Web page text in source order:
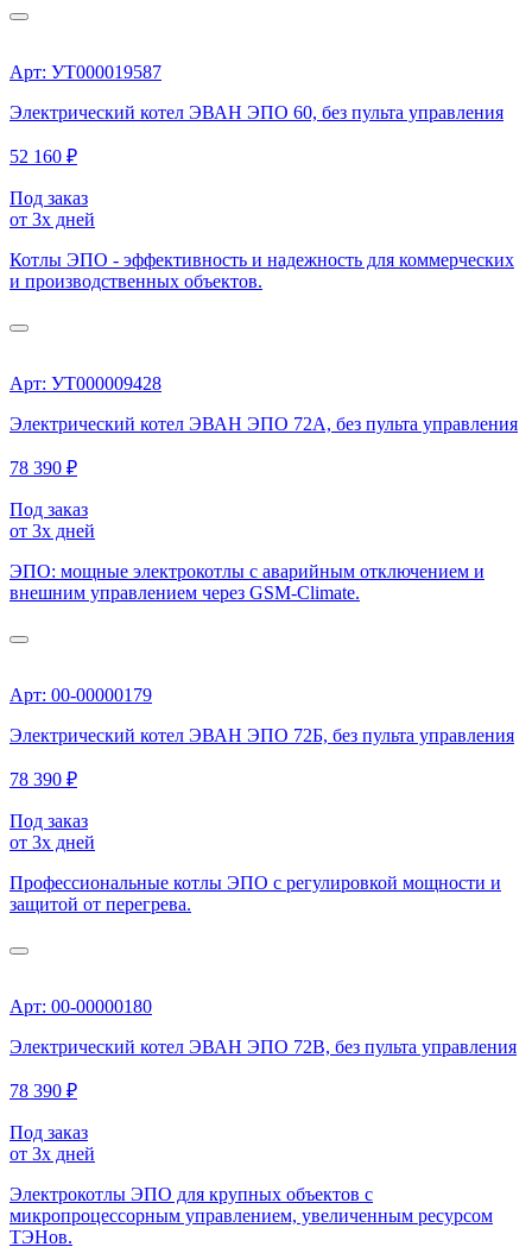
Арт: УТ000019587
Электрический котел ЭВАН ЭПО 60, без пульта управления
52 160 ₽
Под заказ
от 3х дней
Котлы ЭПО - эффективность и надежность для коммерческих
и производственных объектов.
Арт: УТ000009428
Электрический котел ЭВАН ЭПО 72А, без пульта управления
78 390 ₽
Под заказ
от 3х дней
ЭПО: мощные электрокотлы с аварийным отключением и
внешним управлением через GSM-Climate.
Арт: 00-00000179
Электрический котел ЭВАН ЭПО 72Б, без пульта управления
78 390 ₽
Под заказ
от 3х дней
Профессиональные котлы ЭПО с регулировкой мощности и
защитой от перегрева.
Арт: 00-00000180
Электрический котел ЭВАН ЭПО 72В, без пульта управления
78 390 ₽
Под заказ
от 3х дней
Электрокотлы ЭПО для крупных объектов с
микропроцессорным управлением, увеличенным ресурсом
ТЭНов.